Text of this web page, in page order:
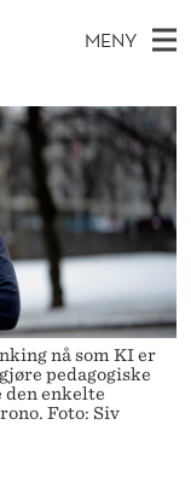
MENY
nå som KI er
pedagogiske
den enkelte
Foto: Siv